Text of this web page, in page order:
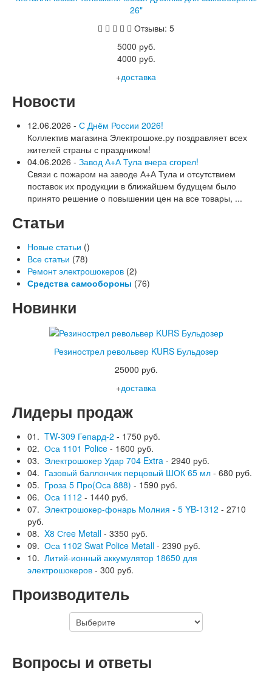
26"
Отзывы: 5
5000 руб.
4000 руб.
+доставка
Новости
12.06.2026 - С Днём России 2026!
Коллектив магазина Электрошоке.ру поздравляет всех
жителей страны с праздником!
04.06.2026 - Завод А+А Тула вчера сгорел!
Связи с пожаром на заводе А+А Тула и отсутствием
поставок их продукции в ближайшем будущем было
принято решение о повышении цен на все товары, ...
Статьи
Новые статьи ()
Все статьи (78)
Ремонт электрошокеров (2)
Средства самообороны (76)
Новинки
Резинострел револьвер KURS Бульдозер
25000 руб.
+доставка
Лидеры продаж
01. TW-309 Гепард-2 - 1750 руб.
02. Оса 1101 Police - 1600 руб.
03. Электрошокер Удар 704 Extra - 2940 руб.
04. Газовый баллончик перцовый ШОК 65 мл - 680 руб.
05. Гроза 5 Про(Оса 888) - 1590 руб.
06. Оса 1112 - 1440 руб.
07. Электрошокер-фонарь Молния - 5 YB-1312 - 2710
руб.
08. X8 Сree Metall - 3350 руб.
09. Оса 1102 Swat Police Metall - 2390 руб.
10. Литий-ионный аккумулятор 18650 для
электрошокеров - 300 руб.
Производитель
Вопросы и ответы